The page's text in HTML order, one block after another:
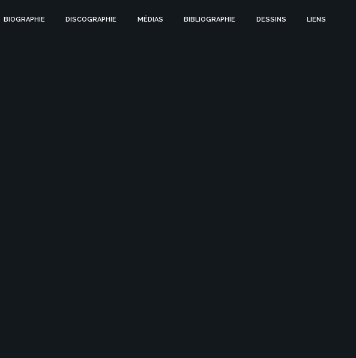
BIOGRAPHIE DISCOGRAPHIE MÉDIAS BIBLIOGRAPHIE DESSINS LIENS